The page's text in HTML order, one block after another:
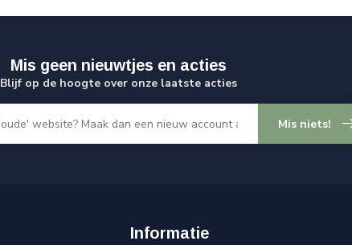
Mis geen nieuwtjes en acties
Blijf op de hoogte over onze laatste acties
Mis niets!
Informatie